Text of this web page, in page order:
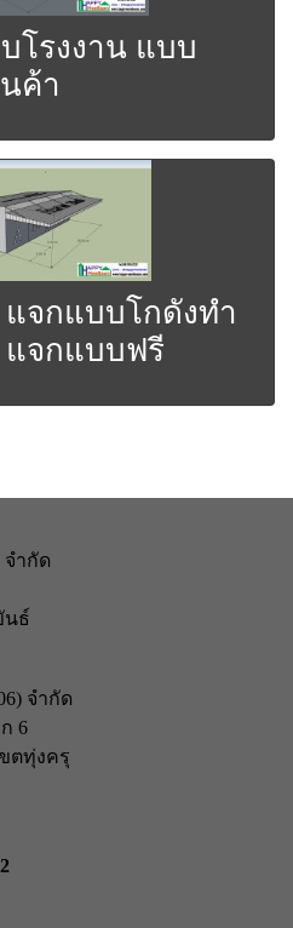
โรงงาน แบบ
ค้า
จกแบบโกดังทำ
จกแบบฟรี
จำกัด
นธ์
จำกัด
6
ตทุ่งครุ